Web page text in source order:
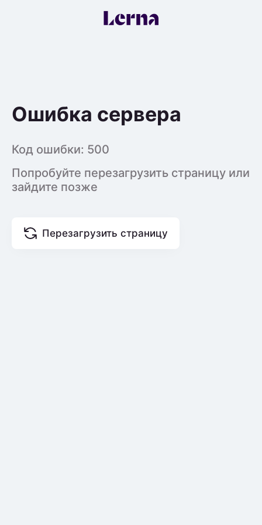
Ошибка сервера
Код ошибки: 500
Попробуйте перезагрузить страницу или
зайдите позже
Перезагрузить страницу